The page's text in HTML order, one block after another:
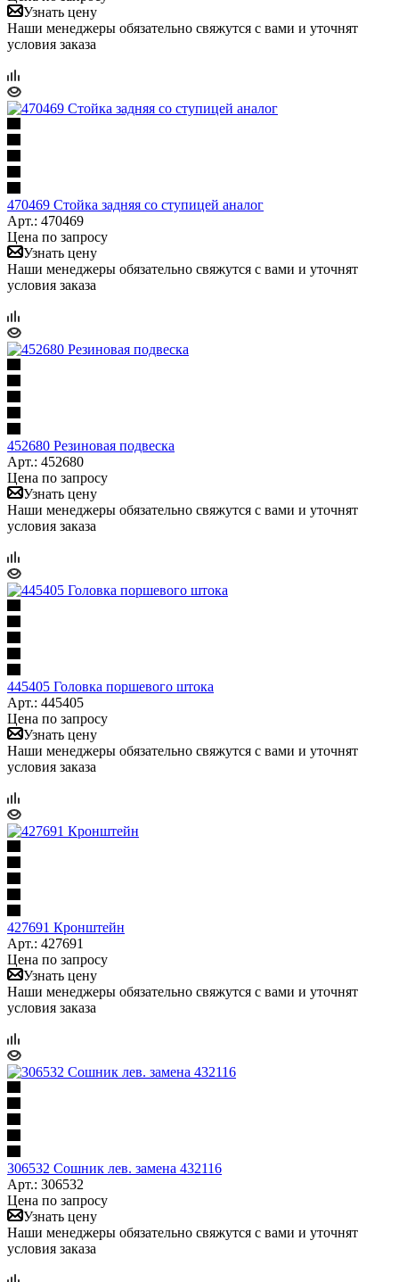
Узнать цену
Наши менеджеры обязательно свяжутся с вами и уточнят
условия заказа
470469 Стойка задняя со ступицей аналог
Арт.: 470469
Цена по запросу
Узнать цену
Наши менеджеры обязательно свяжутся с вами и уточнят
условия заказа
452680 Резиновая подвеска
Арт.: 452680
Цена по запросу
Узнать цену
Наши менеджеры обязательно свяжутся с вами и уточнят
условия заказа
445405 Головка поршевого штока
Арт.: 445405
Цена по запросу
Узнать цену
Наши менеджеры обязательно свяжутся с вами и уточнят
условия заказа
427691 Кронштейн
Арт.: 427691
Цена по запросу
Узнать цену
Наши менеджеры обязательно свяжутся с вами и уточнят
условия заказа
306532 Сошник лев. замена 432116
Арт.: 306532
Цена по запросу
Узнать цену
Наши менеджеры обязательно свяжутся с вами и уточнят
условия заказа